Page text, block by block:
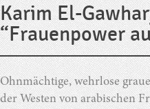
Karim El-
“Frauenpower
Ohnmächtige, wehrlose
der Westen von arabischen